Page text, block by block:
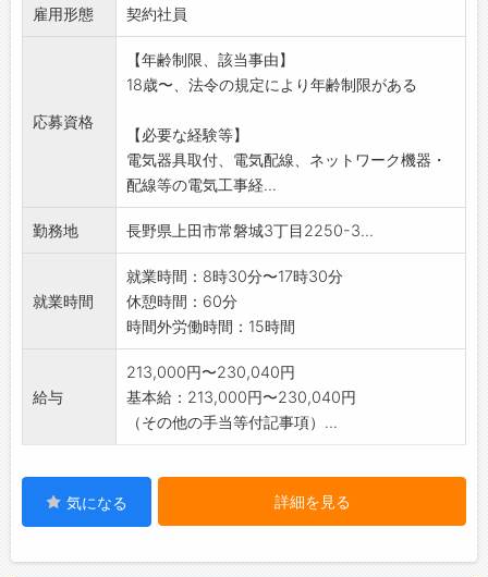
*弱電工事、通信・ネットワーク工事が中心で
す。
(社用車使用、必要な工具は貸与します)
*新築現場では、現場代人として施工管理や
*入社後、まずはセキュリティスタッフとして警
備業務
に従事し、自分自身が施工や点検することとな
機械警備システムの知識経験の習得をしていた
だきます。
*社内規程により、警備未経験者に限ります。
変更の範囲:会社の定める業務
雇用形態 契約社員
応募資格
【年齢制限、該当事由】
18歳〜、法令の規定により年齢制限がある
【必要な経験等】
電気器具取付、電気配線、ネットワーク機器・
配線等の電気工事経...
勤務地 長野県上田市常磐城3丁目2250-3...
就業時間
就業時間：8時30分〜17時30分
休憩時間：60分
時間外労働時間：15時間
給与
213,000円〜230,040円
基本給：213,000円〜230,040円
（その他の手当等付記事項）...
気になる 詳細を見る